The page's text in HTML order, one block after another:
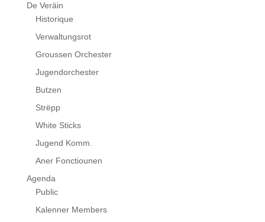
De Veräin
Historique
Verwaltungsrot
Groussen Orchester
Jugendorchester
Butzen
Strëpp
White Sticks
Jugend Komm.
Aner Fonctiounen
Agenda
Public
Kalenner Members